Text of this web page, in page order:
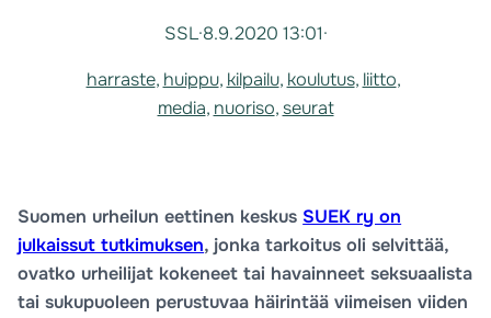
SSL·8.9.2020 13:01·
harraste, huippu, kilpailu, koulutus, liitto
media, nuoriso, seurat
Suomen urheilun eettinen keskus SUEK ry on
julkaissut tutkimuksen, jonka tarkoitus oli selvittää,
ovatko urheilijat kokeneet tai havainneet seksuaalista
tai sukupuoleen perustuvaa häirintää viimeisen viiden